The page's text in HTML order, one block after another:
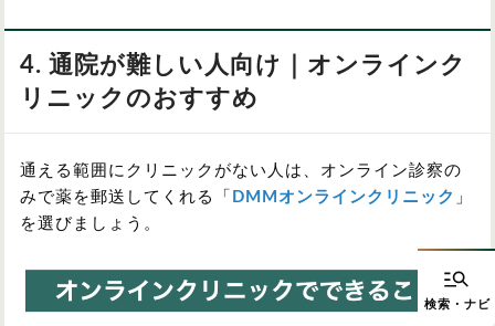
4. 通院が難しい人向け｜オンラインク
リニックのおすすめ
通える範囲にクリニックがない人は、オンライン診察の
みで薬を郵送してくれる「 DMMオンラインクリニック 」
を選びましょう。